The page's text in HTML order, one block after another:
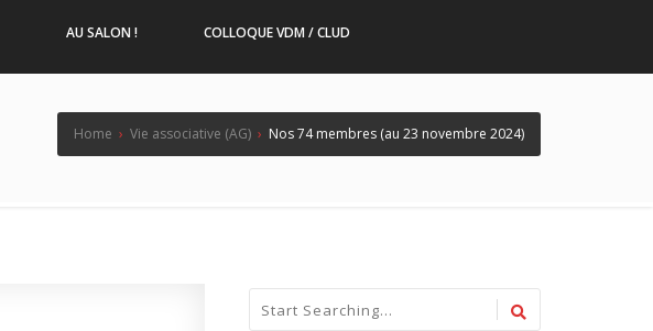
AU SALON ! COLLOQUE VDM / CLUD
Home › Vie associative (AG) › Nos 74 membres (au 23 novembre 2024)